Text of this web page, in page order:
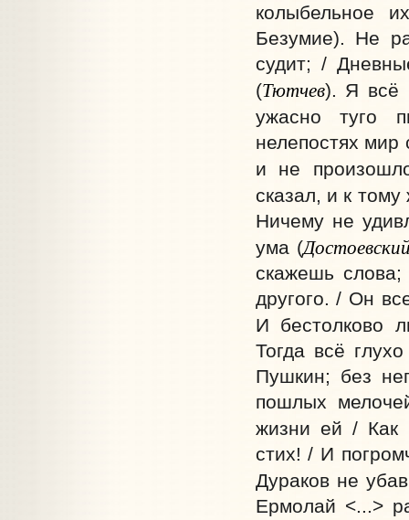
колыбельное
Безумие). Не
судит; /
(Тютчев). Я всё
ужасно туго
нелепостях
и не
сказал, и к
Ничему не
ума (
скажешь
другого. / Он
И бестолково
Тогда всё
Пушкин; без
пошлых
жизни ей / Как
стих! / И
Дураков не
Ермолай <...>